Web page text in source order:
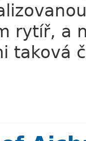
rytíř, a
taková